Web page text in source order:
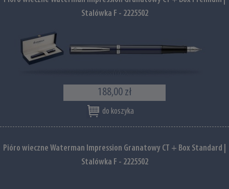
Stalówka F - 2225502
188,00 zł
do koszyka
Pióro wieczne Waterman Impression Granatowy CT + Box Standard |
Stalówka F - 2225502